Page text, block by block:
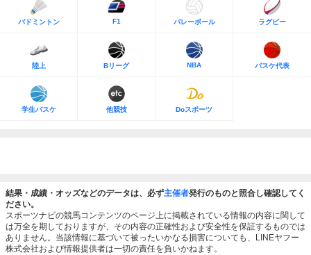
バドミントン F1 バレーボール ラグビー
陸上 Bリーグ NBA バスケ代表
学生バスケ 他競技 Doスポーツ
結果・成績・オッズなどのデータは、必ず主催者発行のものと照合し確認してく
ださい。
スポーツナビの競馬コンテンツのページ上に掲載されている情報の内容に関して
は万全を期しておりますが、その内容の正確性および安全性を保証するものでは
ありません。当該情報に基づいて被ったいかなる損害についても、LINEヤフー
株式会社および情報提供者は一切の責任を負いかねます。